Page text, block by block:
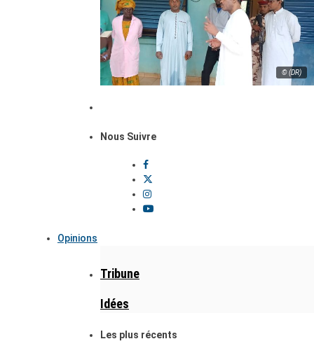
© (DR)
Nous Suivre
Opinions
Tribune
Idées
Les plus récents